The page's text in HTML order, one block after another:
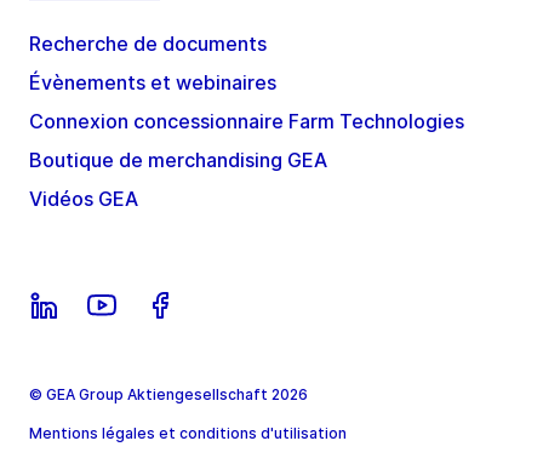
Recherche de documents
Évènements et webinaires
Connexion concessionnaire Farm Technologies
Boutique de merchandising GEA
Vidéos GEA
© GEA Group Aktiengesellschaft 2026
Mentions légales et conditions d'utilisation